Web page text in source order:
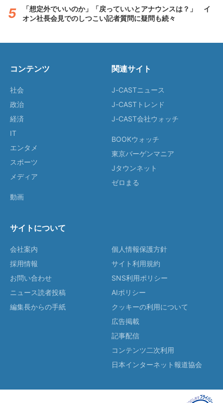
「想定外でいいのか」「戻っていいとアナウンスは？」 イ
オン社長会見でのしつこい記者質問に疑問も続々
コンテンツ
社会
政治
経済
IT
エンタメ
スポーツ
メディア
動画
関連サイト
J-CASTニュース
J-CASTトレンド
J-CAST会社ウォッチ
BOOKウォッチ
東京バーゲンマニア
Jタウンネット
ゼロまる
サイトについて
会社案内
採用情報
お問い合わせ
ニュース読者投稿
編集長からの手紙
個人情報保護方針
サイト利用規約
SNS利用ポリシー
AIポリシー
クッキーの利用について
広告掲載
記事配信
コンテンツ二次利用
日本インターネット報道協会